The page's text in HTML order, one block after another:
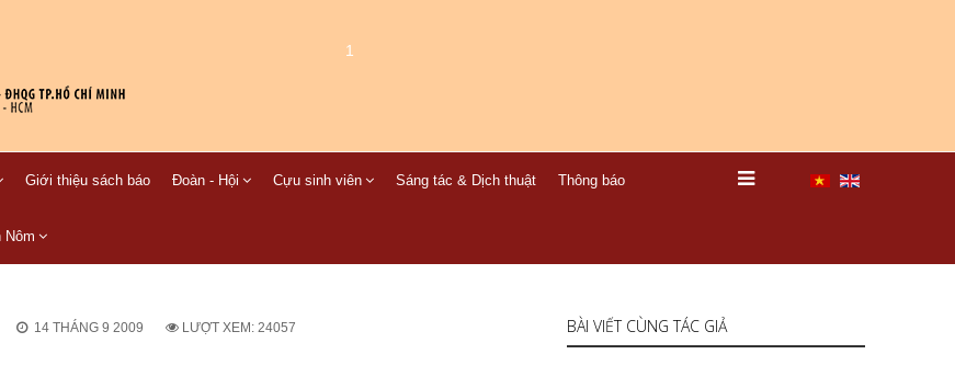
1
Giới thiệu sách báo Đoàn - Hội Cựu sinh viên Sáng tác & Dịch thuật Thông báo
Nôm
14 THÁNG 9 2009 LƯỢT XEM: 24057 BÀI VIẾT CÙNG TÁC GIẢ